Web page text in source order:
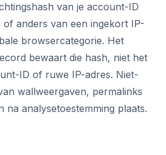
van je account-ID
of anders van een ingekort IP-
browsercategorie. Het
bewaart die hash, niet het
ID of ruwe IP-adres. Niet-
wallweergaven, permalinks
na analysetoestemming plaats.